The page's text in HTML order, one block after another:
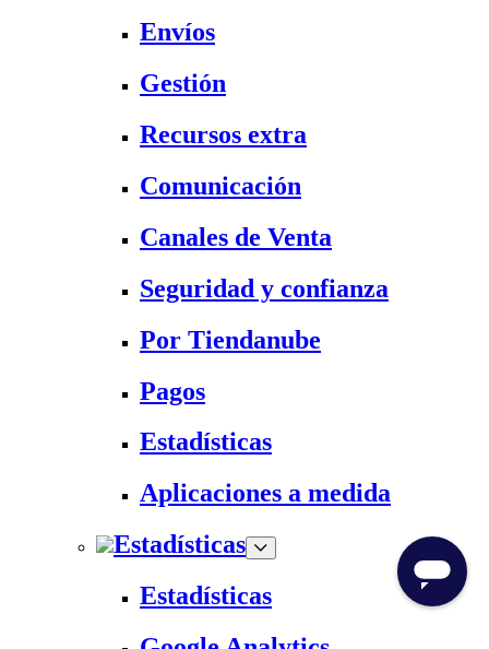
Envíos
Gestión
Recursos extra
Comunicación
Canales de Venta
Seguridad y confianza
Por Tiendanube
Pagos
Estadísticas
Aplicaciones a medida
Estadísticas
Estadísticas